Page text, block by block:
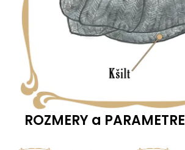
ROZMERY a PARAMETRE